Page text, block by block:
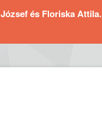
és Floriska Attila.